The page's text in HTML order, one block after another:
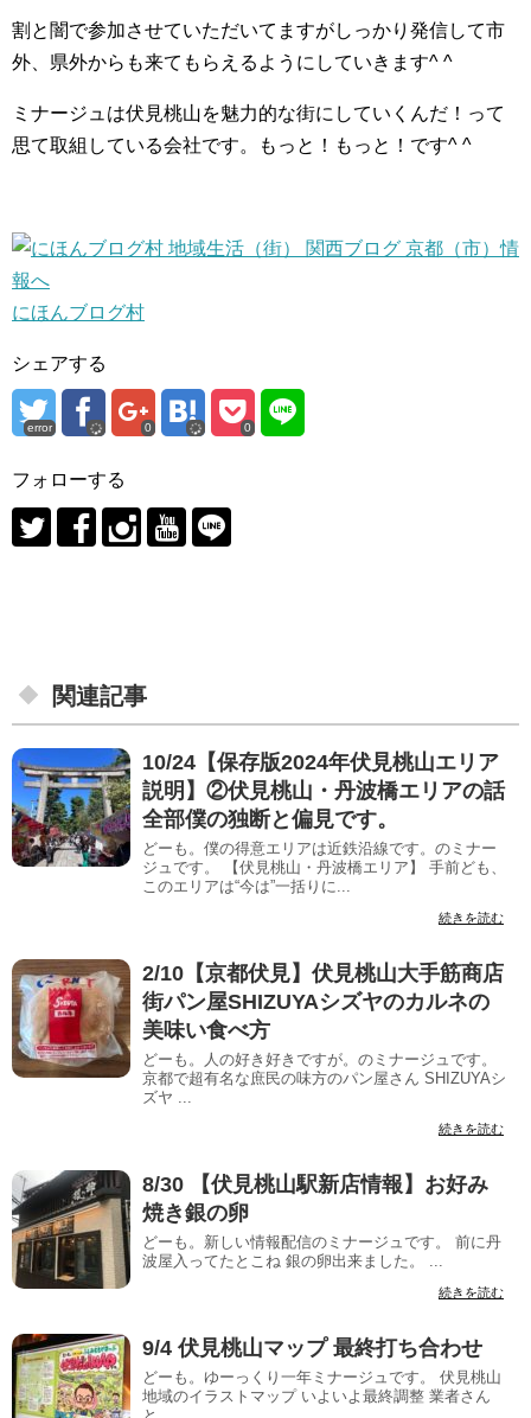
割と闇で参加させていただいてますがしっかり発信して市
外、県外からも来てもらえるようにしていきます^ ^
ミナージュは伏見桃山を魅力的な街にしていくんだ！って
思て取組している会社です。もっと！もっと！です^ ^
にほんブログ村
シェアする
error 0 0
フォローする
関連記事
10/24【保存版2024年伏見桃山エリア
説明】②伏見桃山・丹波橋エリアの話
全部僕の独断と偏見です。
どーも。僕の得意エリアは近鉄沿線です。のミナー
ジュです。 【伏見桃山・丹波橋エリア】 手前ども、
このエリアは“今は”一括りに...
続きを読む
2/10【京都伏見】伏見桃山大手筋商店
街パン屋SHIZUYAシズヤのカルネの
美味い食べ方
どーも。人の好き好きですが。のミナージュです。
京都で超有名な庶民の味方のパン屋さん SHIZUYAシ
ズヤ ...
続きを読む
8/30 【伏見桃山駅新店情報】お好み
焼き銀の卵
どーも。新しい情報配信のミナージュです。 前に丹
波屋入ってたとこね 銀の卵出来ました。 ...
続きを読む
9/4 伏見桃山マップ 最終打ち合わせ
どーも。ゆーっくり一年ミナージュです。 伏見桃山
地域のイラストマップ いよいよ最終調整 業者さん